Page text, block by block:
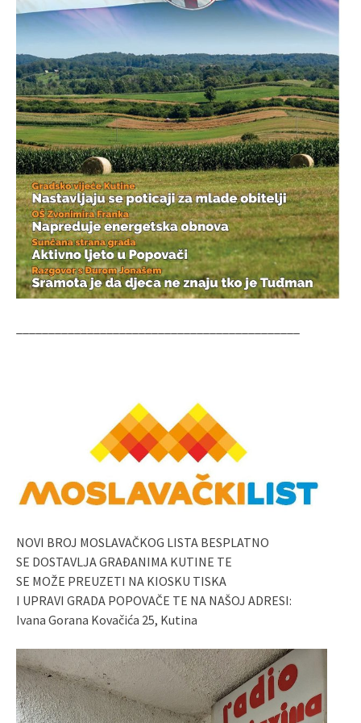
NOVI BROJ MOSLAVAČKOG LISTA BESPLATNO
SE DOSTAVLJA GRAĐANIMA KUTINE TE
SE MOŽE PREUZETI NA KIOSKU TISKA
I UPRAVI GRADA POPOVAČE TE NA NAŠOJ ADRESI:
Ivana Gorana Kovačića 25, Kutina